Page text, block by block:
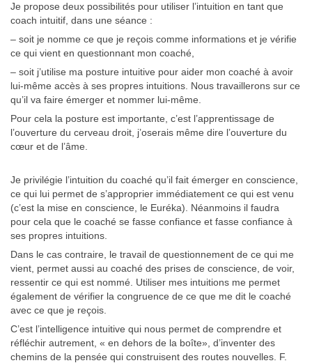
Je propose deux possibilités pour utiliser l’intuition en tant que
coach intuitif, dans une séance :
– soit je nomme ce que je reçois comme informations et je vérifie
ce qui vient en questionnant mon coaché,
– soit j’utilise ma posture intuitive pour aider mon coaché à avoir
lui-même accès à ses propres intuitions. Nous travaillerons sur ce
qu’il va faire émerger et nommer lui-même.
Pour cela la posture est importante, c’est l’apprentissage de
l’ouverture du cerveau droit, j’oserais même dire l’ouverture du
cœur et de l’âme.
Je privilégie l’intuition du coaché qu’il fait émerger en conscience,
ce qui lui permet de s’approprier immédiatement ce qui est venu
(c’est la mise en conscience, le Euréka). Néanmoins il faudra
pour cela que le coaché se fasse confiance et fasse confiance à
ses propres intuitions.
Dans le cas contraire, le travail de questionnement de ce qui me
vient, permet aussi au coaché des prises de conscience, de voir,
ressentir ce qui est nommé. Utiliser mes intuitions me permet
également de vérifier la congruence de ce que me dit le coaché
avec ce que je reçois.
C’est l’intelligence intuitive qui nous permet de comprendre et
réfléchir autrement, « en dehors de la boîte», d’inventer des
chemins de la pensée qui construisent des routes nouvelles. F.